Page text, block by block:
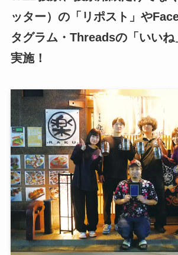
ッター）の「リポスト」や
タグラム・Threadsの「いいね
実施！